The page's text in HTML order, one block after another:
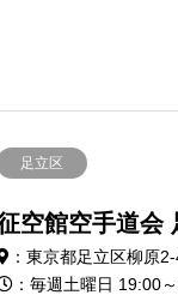
足立区
空館空手道会
：東京都足立区柳原
：毎週土曜日 19:00